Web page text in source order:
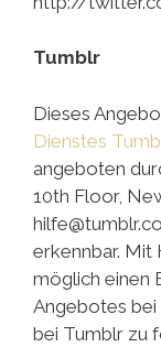
Tumblr
Dieses
Dienstes
angeboten
10th Floor,
erkennbar. Mit
möglich einen
Angebotes
bei Tumblr zu